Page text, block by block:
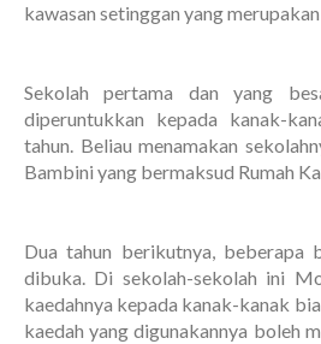
kawasan setinggan yang
Sekolah pertama dan yang
diperuntukkan kepada kanak-
tahun. Beliau menamakan
Bambini yang bermaksud Rumah
Dua tahun berikutnya, beberapa
dibuka. Di sekolah-sekolah ini
kaedahnya kepada kanak-kanak
kaedah yang digunakannya boleh